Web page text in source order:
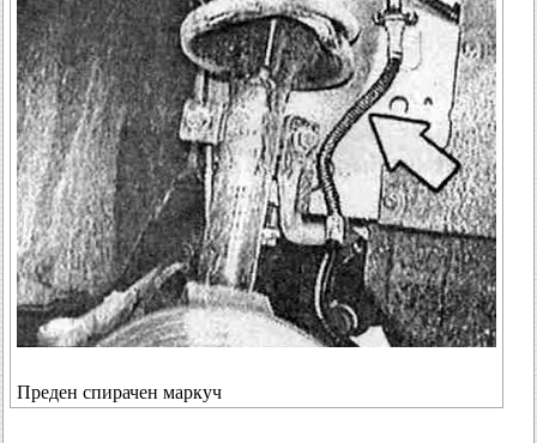
Преден спирачен маркуч